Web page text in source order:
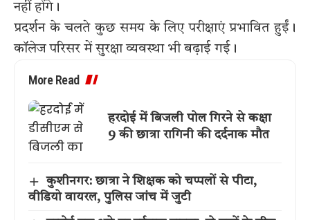
नहीं होंगे।
प्रदर्शन के चलते कुछ समय के लिए परीक्षाएं प्रभावित हुईं।
कॉलेज परिसर में सुरक्षा व्यवस्था भी बढ़ाई गई।
More Read
हरदोई में बिजली पोल गिरने से कक्षा
9 की छात्रा रागिनी की दर्दनाक मौत
कुशीनगर: छात्रा ने शिक्षक को चप्पलों से पीटा,
वीडियो वायरल, पुलिस जांच में जुटी